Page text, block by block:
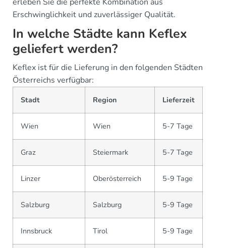
Erschwinglichkeit und zuverlässiger Qualität.
In welche Städte kann Keflex
geliefert werden?
Keflex ist für die Lieferung in den folgenden Städten
Österreichs verfügbar:
Stadt Region Lieferzeit
Wien Wien 5-7 Tage
Graz Steiermark 5-7 Tage
Linzer Oberösterreich 5-9 Tage
Salzburg Salzburg 5-9 Tage
Innsbruck Tirol 5-9 Tage